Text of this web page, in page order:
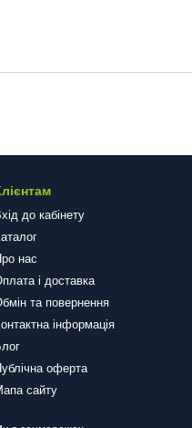
до кабінету
нас
і доставка
та повернення
інформація
оферта
сайту